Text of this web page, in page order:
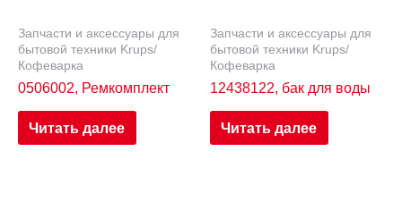
Запчасти и аксессуары для
бытовой техники Krups/
Кофеварка
0506002, Ремкомплект
Читать далее
Запчасти и аксессуары для
бытовой техники Krups/
Кофеварка
12438122, бак для воды
Читать далее